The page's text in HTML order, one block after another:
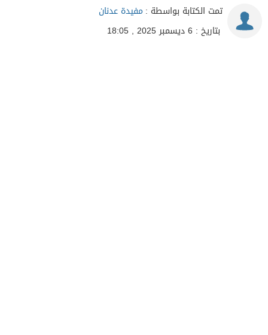
تمت الكتابة بواسطة : مفيدة عدنان
بتاريخ : 6 ديسمبر 2025 , 18:05